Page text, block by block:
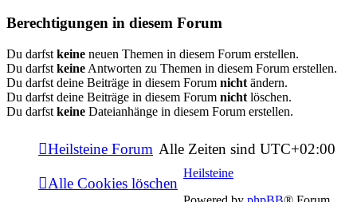
Berechtigungen in diesem Forum
Du darfst keine neuen Themen in diesem Forum erstellen.
Du darfst keine Antworten zu Themen in diesem Forum erstellen.
Du darfst deine Beiträge in diesem Forum nicht ändern.
Du darfst deine Beiträge in diesem Forum nicht löschen.
Du darfst keine Dateianhänge in diesem Forum erstellen.
Heilsteine Forum Alle Zeiten sind UTC+02:00
Alle Cookies löschen
Heilsteine